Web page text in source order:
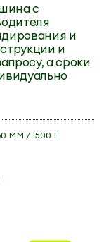
с
и
и
а сроки
ММ / 1500 Г